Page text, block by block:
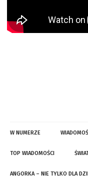
W NUMERZE
TOP WIADOMOŚCI
ANGORKA – NIE TYLKO DLA